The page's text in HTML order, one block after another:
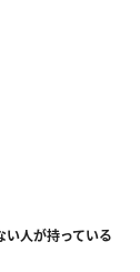
い人が持っている